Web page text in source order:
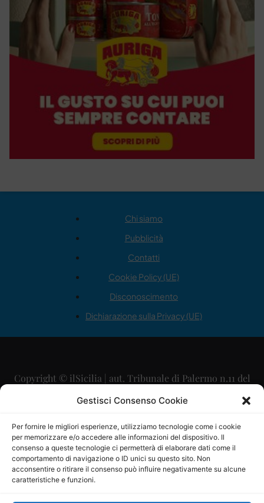
Gestisci Consenso Cookie
Per fornire le migliori esperienze, utilizziamo tecnologie come i cookie
per memorizzare e/o accedere alle informazioni del dispositivo. Il
consenso a queste tecnologie ci permetterà di elaborare dati come il
comportamento di navigazione o ID unici su questo sito. Non
acconsentire o ritirare il consenso può influire negativamente su alcune
caratteristiche e funzioni.
Chi siamo
Pubblicità
Contatti
Cookie Policy (UE)
Disconoscimento
Dichiarazione sulla Privacy (UE)
Copyright © ilSicilia | aut. Tribunale di Palermo n.11 del
29/09/2015
Direttore Editoriale: Maurizio Scaglione
Direttore Responsabile: Maria Calabrese